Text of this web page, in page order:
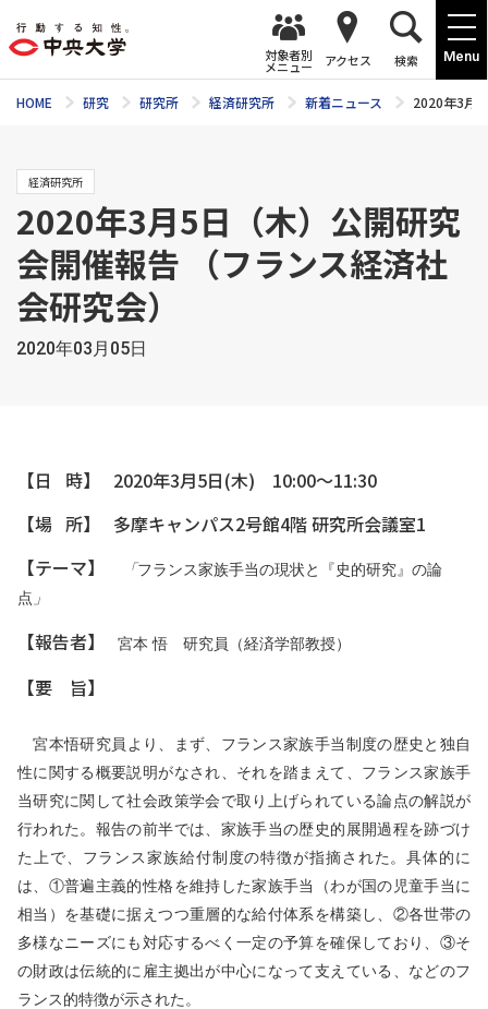
Menu
対象者別
メニュー アクセス 検索
HOME 研究 研究所 経済研究所 新着ニュース 2020年3月
経済研究所
2020年3月5日（木）公開研究
会開催報告 （フランス経済社
会研究会）
2020年03月05日
【日 時】 2020年3月5日(木) 10:00～11:30
【場 所】 多摩キャンパス2号館4階 研究所会議室1
【テーマ】
「フランス家族手当の現状と『史的研究』の論
点 」
【報告者】 宮本 悟 研究員（経済学部教授）
【要 旨】
宮本悟研究員より、まず、フランス家族手当制度の歴史と独自
性に関する概要説明がなされ、それを踏まえて、フランス家族手
当研究に関して社会政策学会で取り上げられている論点の解説が
行われた。報告の前半では、家族手当の歴史的展開過程を跡づけ
た上で、フランス家族給付制度の特徴が指摘された。具体的に
は、①普遍主義的性格を維持した家族手当（わが国の児童手当に
相当）を基礎に据えつつ重層的な給付体系を構築し、②各世帯の
多様なニーズにも対応するべく一定の予算を確保しており、③そ
の財政は伝統的に雇主拠出が中心になって支えている、などのフ
ランス的特徴が示された。